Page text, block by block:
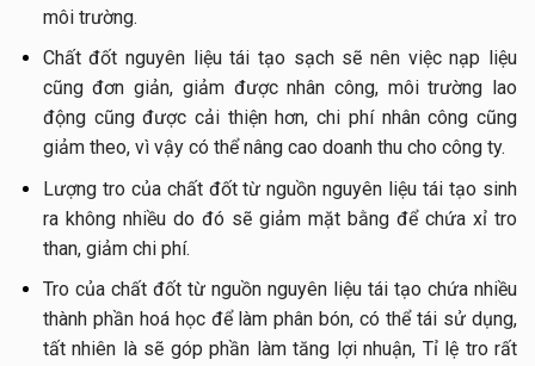
môi trường.
Chất đốt nguyên liệu tái tạo sạch sẽ nên việc nạp liệu
cũng đơn giản, giảm được nhân công, môi trường lao
động cũng được cải thiện hơn, chi phí nhân công cũng
giảm theo, vì vậy có thể nâng cao doanh thu cho công ty.
Lượng tro của chất đốt từ nguồn nguyên liệu tái tạo sinh
ra không nhiều do đó sẽ giảm mặt bằng để chứa xỉ tro
than, giảm chi phí.
Tro của chất đốt từ nguồn nguyên liệu tái tạo chứa nhiều
thành phần hoá học để làm phân bón, có thể tái sử dụng,
tất nhiên là sẽ góp phần làm tăng lợi nhuận, Tỉ lệ tro rất